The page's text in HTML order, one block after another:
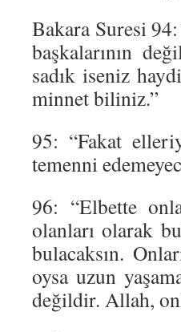
Bakara Suresi
başkalarının
sadık iseniz
minnet biliniz.”
95: “Fakat
temenni
96: “Elbette
olanları olarak
bulacaksın.
oysa uzun
değildir. Allah,